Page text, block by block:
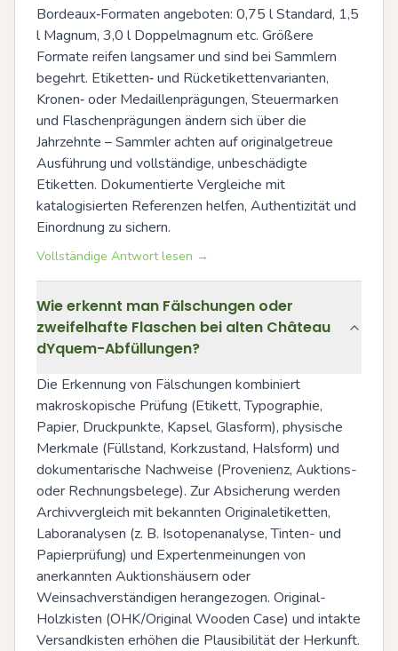
Bordeaux‑Formaten angeboten: 0,75 l Standard, 1,5
l Magnum, 3,0 l Doppelmagnum etc. Größere
Formate reifen langsamer und sind bei Sammlern
begehrt. Etiketten‑ und Rücketikettenvarianten,
Kronen‑ oder Medaillenprägungen, Steuermarken
und Flaschenprägungen ändern sich über die
Jahrzehnte – Sammler achten auf originalgetreue
Ausführung und vollständige, unbeschädigte
Etiketten. Dokumentierte Vergleiche mit
katalogisierten Referenzen helfen, Authentizität und
Einordnung zu sichern.
Vollständige Antwort lesen →
Wie erkennt man Fälschungen oder
zweifelhafte Flaschen bei alten Château
dYquem-Abfüllungen?
Die Erkennung von Fälschungen kombiniert
makroskopische Prüfung (Etikett, Typographie,
Papier, Druckpunkte, Kapsel, Glasform), physische
Merkmale (Füllstand, Korkzustand, Halsform) und
dokumentarische Nachweise (Provenienz, Auktions-
oder Rechnungsbelege). Zur Absicherung werden
Archivvergleich mit bekannten Originaletiketten,
Laboranalysen (z. B. Isotopenanalyse, Tinten- und
Papierprüfung) und Expertenmeinungen von
anerkannten Auktionshäusern oder
Weinsachverständigen herangezogen. Original-
Holzkisten (OHK/Original Wooden Case) und intakte
Versandkisten erhöhen die Plausibilität der Herkunft.